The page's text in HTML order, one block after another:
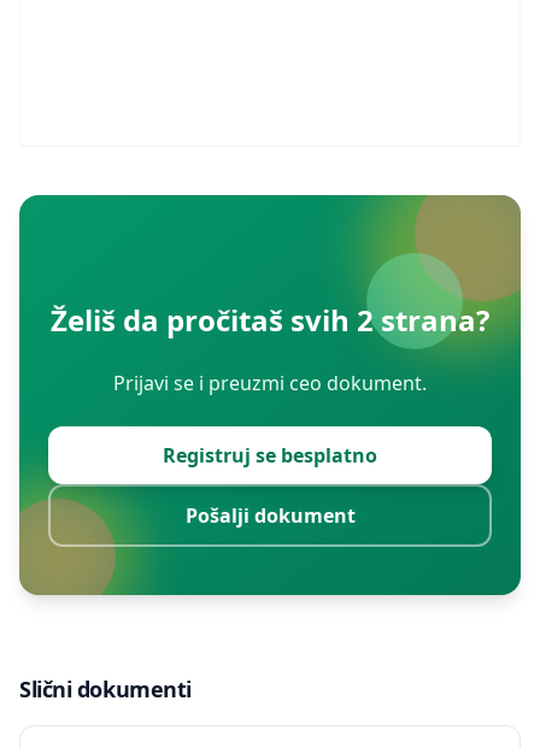
Želiš da pročitaš svih 2 strana?
Prijavi se i preuzmi ceo dokument.
Registruj se besplatno
Pošalji dokument
Slični dokumenti